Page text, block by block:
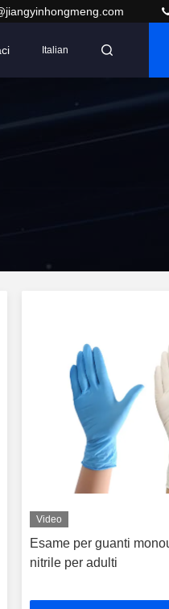
Italian
Video
Esame per guanti
nitrile per adulti